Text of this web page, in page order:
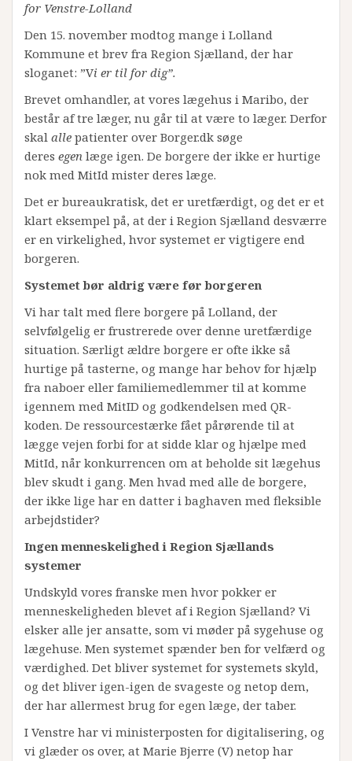
for Venstre-Lolland
Den 15. november modtog mange i Lolland
Kommune et brev fra Region Sjælland, der har
sloganet: ”Vi er til for dig”.
Brevet omhandler, at vores lægehus i Maribo, der
består af tre læger, nu går til at være to læger. Derfor
skal alle patienter over Borger.dk søge
deres egen læge igen. De borgere der ikke er hurtige
nok med MitId mister deres læge.
Det er bureaukratisk, det er uretfærdigt, og det er et
klart eksempel på, at der i Region Sjælland desværre
er en virkelighed, hvor systemet er vigtigere end
borgeren.
Systemet bør aldrig være før borgeren
Vi har talt med flere borgere på Lolland, der
selvfølgelig er frustrerede over denne uretfærdige
situation. Særligt ældre borgere er ofte ikke så
hurtige på tasterne, og mange har behov for hjælp
fra naboer eller familiemedlemmer til at komme
igennem med MitID og godkendelsen med QR-
koden. De ressourcestærke fået pårørende til at
lægge vejen forbi for at sidde klar og hjælpe med
MitId, når konkurrencen om at beholde sit lægehus
blev skudt i gang. Men hvad med alle de borgere,
der ikke lige har en datter i baghaven med fleksible
arbejdstider?
Ingen menneskelighed i Region Sjællands
systemer
Undskyld vores franske men hvor pokker er
menneskeligheden blevet af i Region Sjælland? Vi
elsker alle jer ansatte, som vi møder på sygehuse og
lægehuse. Men systemet spænder ben for velfærd og
værdighed. Det bliver systemet for systemets skyld,
og det bliver igen-igen de svageste og netop dem,
der har allermest brug for egen læge, der taber.
I Venstre har vi ministerposten for digitalisering, og
vi glæder os over, at Marie Bjerre (V) netop har